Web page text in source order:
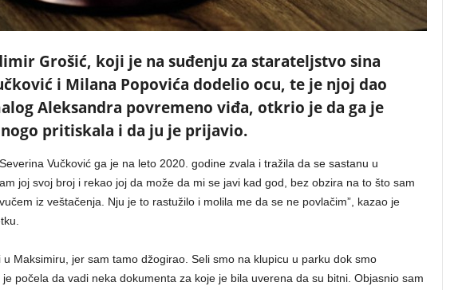
Grošić, koji je na suđenju za starateljstvo sina
i Milana Popovića dodelio ocu, te je njoj dao
Aleksandra povremeno viđa, otkrio je da ga je
pritiskala i da ju je prijavio.
Vučković ga je na leto 2020. godine zvala i tražila da se sastanu u
joj svoj broj i rekao joj da može da mi se javi kad god, bez obzira na to što sam
iz veštačenja. Nju je to rastužilo i molila me da se ne povlačim”, kazao je
u Maksimiru, jer sam tamo džogirao. Seli smo na klupicu u parku dok smo
počela da vadi neka dokumenta za koje je bila uverena da su bitni. Objasnio sam